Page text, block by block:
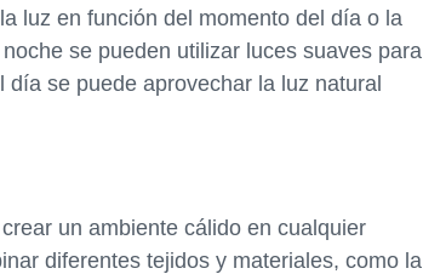
luz en función del momento del día o la
se pueden utilizar luces suaves para
se puede aprovechar la luz natural
un ambiente cálido en cualquier
diferentes tejidos y materiales, como la